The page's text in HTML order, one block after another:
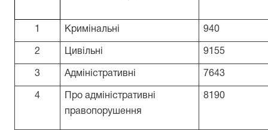
Кримінальні 940
2 Цивільні 9155
3 Адміністративні 7643
4
Про адміністративні
правопорушення
8190